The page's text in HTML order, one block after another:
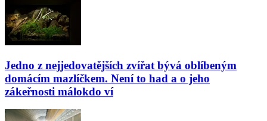
Jedno z nejjedovatějších zvířat bývá oblíbeným
domácím mazlíčkem. Není to had a o jeho
zákeřnosti málokdo ví